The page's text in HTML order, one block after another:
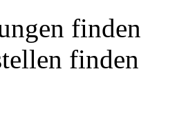
finden
finden